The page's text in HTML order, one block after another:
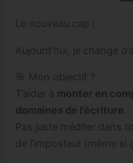
Le nouveau cap :
Aujourd’hui, je change
🎯 Mon objectif ?
T’aider à monter en
domaines de l’écriture
Pas juste méditer dans
de l’imposteur (même si